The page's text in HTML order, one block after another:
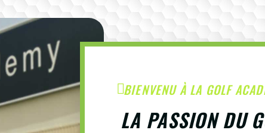
BIENVENU À LA GOLF
LA PASSION DU